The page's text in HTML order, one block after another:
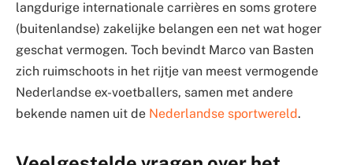
langdurige internationale carrières en soms grotere
(buitenlandse) zakelijke belangen een net wat hoger
geschat vermogen. Toch bevindt Marco van Basten
zich ruimschoots in het rijtje van meest vermogende
Nederlandse ex-voetballers, samen met andere
bekende namen uit de Nederlandse sportwereld.